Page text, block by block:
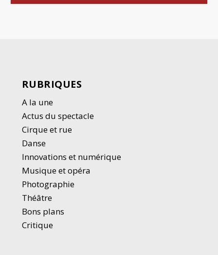
RUBRIQUES
A la une
Actus du spectacle
Cirque et rue
Danse
Innovations et numérique
Musique et opéra
Photographie
Théâtre
Bons plans
Critique